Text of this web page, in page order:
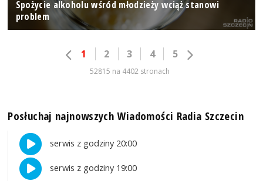
Spożycie alkoholu wśród młodzieży wciąż stanowi
problem
1 2 3 4 5
52815 na 4402 stronach
Posłuchaj najnowszych Wiadomości Radia Szczecin
serwis z godziny 20:00
serwis z godziny 19:00